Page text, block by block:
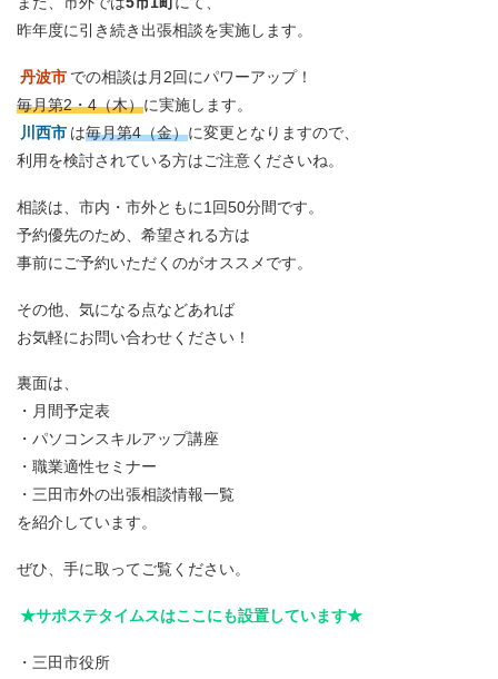
昨年度に引き続き出張相談を実施します。
丹波市 での相談は月2回にパワーアップ！
毎月第2・4（木）に実施します。
川西市 は毎月第4（金）に変更となりますので、
利用を検討されている方はご注意くださいね。
相談は、市内・市外ともに1回50分間です。
予約優先のため、希望される方は
事前にご予約いただくのがオススメです。
その他、気になる点などあれば
お気軽にお問い合わせください！
裏面は、
・月間予定表
・パソコンスキルアップ講座
・職業適性セミナー
・三田市外の出張相談情報一覧
を紹介しています。
ぜひ、手に取ってご覧ください。
★サポステタイムスはここにも設置しています★
・三田市役所